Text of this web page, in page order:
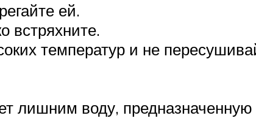
ей.
встряхните.
температур и не
лишним воду, предназначенную